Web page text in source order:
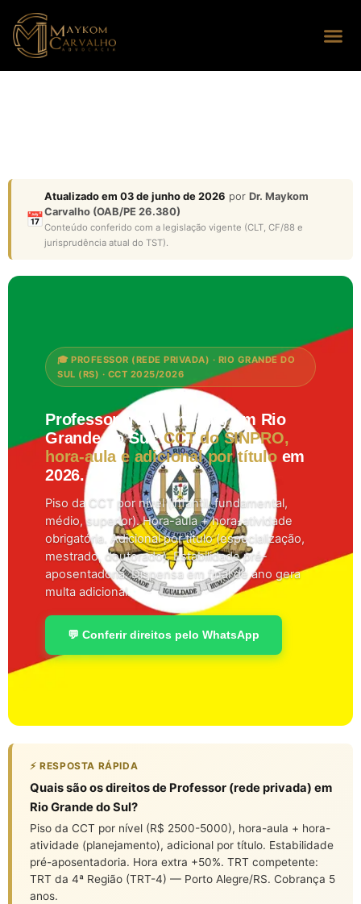
📅
Atualizado em 03 de junho de 2026 por Dr. Maykom
Carvalho (OAB/PE 26.380)
Conteúdo conferido com a legislação vigente (CLT, CF/88 e
jurisprudência atual do TST).
🎓 PROFESSOR (REDE PRIVADA) · RIO GRANDE DO
SUL (RS) · CCT 2025/2026
Professor (rede privada) em Rio
Grande do Sul:CCT do SINPRO,
hora-aula e adicional por títuloem
2026.
Piso da CCT por nível (infantil, fundamental,
médio, superior). Hora-aula + hora-atividade
obrigatória. Adicional por título (especialização,
mestrado, doutorado). Estabilidade pré-
aposentadoria. Dispensa em final de ano gera
multa adicional.
💬 Conferir direitos pelo WhatsApp
⚡ RESPOSTA RÁPIDA
Quais são os direitos de Professor (rede privada) em
Rio Grande do Sul?
Piso da CCT por nível (R$ 2500-5000), hora-aula + hora-
atividade (planejamento), adicional por título. Estabilidade
pré-aposentadoria. Hora extra +50%. TRT competente:
TRT da 4ª Região (TRT-4) — Porto Alegre/RS. Cobrança 5
anos.